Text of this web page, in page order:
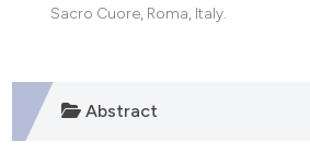
scite.ai
Sacro Cuore, Roma, Italy.
Abstract